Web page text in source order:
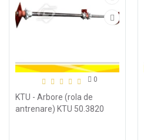
0
KTU - Arbore (rola de
antrenare) KTU 50.3820